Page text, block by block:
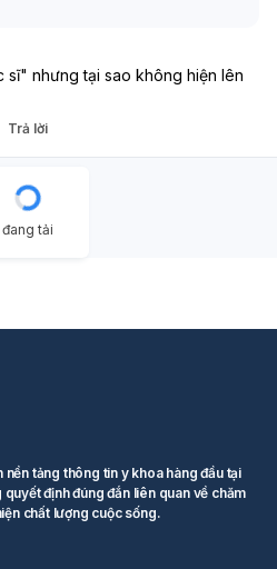
sĩ" nhưng tại sao không hiện lên
Trả lời
đang tải
tảng thông tin y khoa hàng đầu tại
định đúng đắn liên quan về chăm
chất lượng cuộc sống.